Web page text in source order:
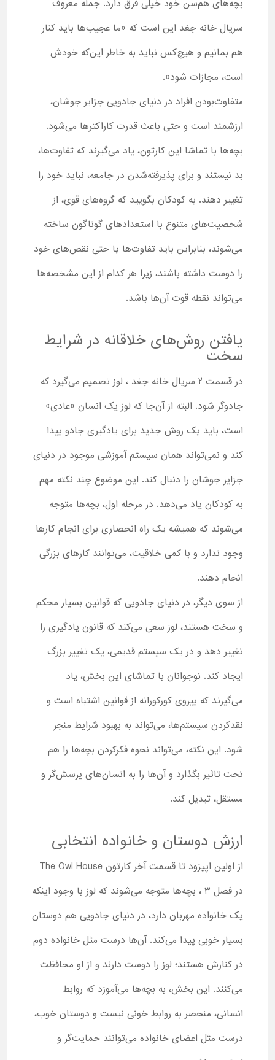
بچه‌های هم‌سن خود خیلی فرق دارد. جمله معروف
سریال خانه جغد این است که «ما عجیب‌ها باید کنار
هم بمانیم و هیچ‌کس نباید به خاطر این‌که خودش
است، مجازات شود».
متفاوت‌بودن افراد در دنیای جادویی جزایر جوشان،
ارزشمند است و حتی باعث قدرت کاراکترها می‌شود.
بچه‌ها با تماشا این کارتون، یاد می‌گیرند که تفاوت‌ها،
بد نیستند و برای پذیرفته‌شدن در جامعه، نباید خود را
تغییر دهند. به کودکان بگویید که گروه‌های قوی، از
شخصیت‌های متنوع با استعدادهای گوناگون ساخته
می‌شوند، بنابراین باید تفاوت‌ها یا حتی نقص‌های خود
را دوست داشته باشند، زیرا هر کدام از این مشخصه‌ها
می‌تواند نقطه قوت آن‌ها باشد.
یافتن روش‌های خلاقانه در شرایط
سخت
در قسمت 2 سریال خانه جغد ، لوز تصمیم می‌گیرد که
جادوگر شود. البته از آن‌جا که لوز یک انسان «عادی»
است، باید یک روش جدید برای یادگیری جادو پیدا
کند و نمی‌تواند همان سیستم آموزشی موجود در دنیای
جزایر جوشان را دنبال کند. این موضوع چند نکته مهم
به کودکان یاد می‌دهد. در مرحله اول، بچه‌ها متوجه
می‌شوند که همیشه یک راه انحصاری برای انجام کارها
وجود ندارد و با کمی خلاقیت، می‌توانند کارهای بزرگی
انجام دهند.
از سوی دیگر، در دنیای جادویی که قوانین بسیار محکم
و سخت هستند، لوز سعی می‌کند که قانون یادگیری را
تغییر دهد و در یک سیستم قدیمی، یک تغییر بزرگ
ایجاد کند. نوجوانان با تماشای این بخش، یاد
می‌گیرند که پیروی کورکورانه از قوانین اشتباه است و
نقدکردن سیستم‌ها، می‌تواند به بهبود شرایط منجر
شود. این نکته، می‌تواند نحوه فکرکردن بچه‌ها را هم
تحت تاثیر بگذارد و آن‌ها را به انسان‌های پرسش‌گر و
مستقل، تبدیل کند.
ارزش دوستان و خانواده انتخابی
از اولین اپیزود تا قسمت آخر کارتون The Owl House
در فصل 3 ، بچه‌ها متوجه می‌شوند که لوز با وجود اینکه
یک خانواده مهربان دارد، در دنیای جادویی هم دوستان
بسیار خوبی پیدا می‌کند. آن‌ها درست مثل خانواده دوم
در کنارش هستند؛ لوز را دوست دارند و از او محافظت
می‌کنند. این بخش، به بچه‌ها می‌آموزد که روابط
انسانی، منحصر به روابط خونی نیست و دوستان خوب،
درست مثل اعضای خانواده می‌توانند حمایت‌گر و